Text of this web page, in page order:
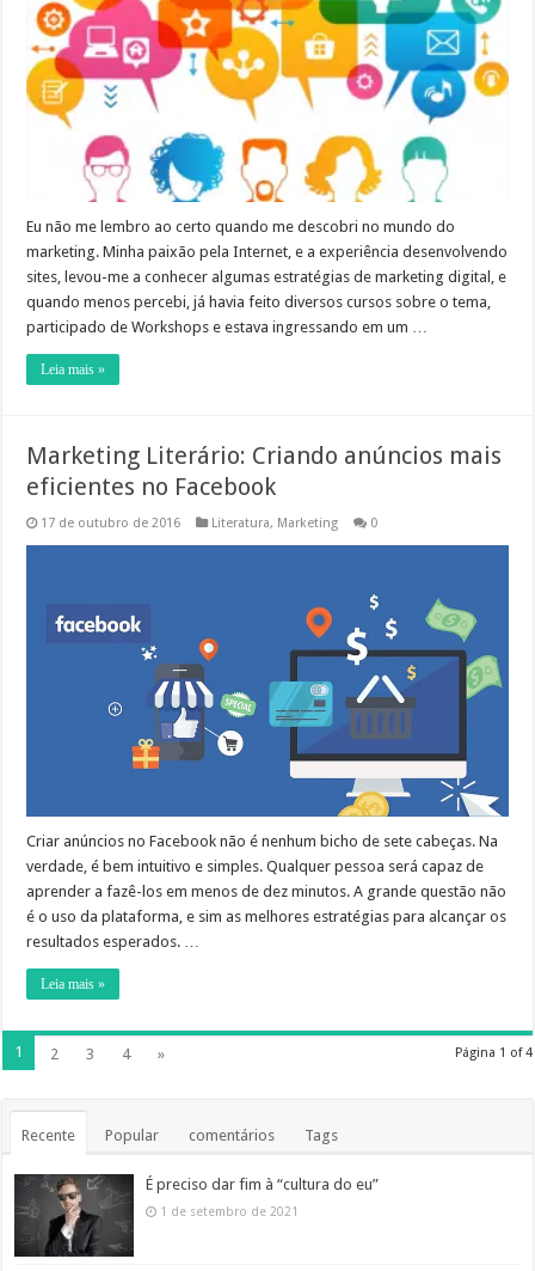
Eu não me lembro ao certo quando me descobri no mundo do
marketing. Minha paixão pela Internet, e a experiência desenvolvendo
sites, levou-me a conhecer algumas estratégias de marketing digital, e
quando menos percebi, já havia feito diversos cursos sobre o tema,
participado de Workshops e estava ingressando em um …
Leia mais »
Marketing Literário: Criando anúncios mais
eficientes no Facebook
17 de outubro de 2016 Literatura, Marketing 0
Criar anúncios no Facebook não é nenhum bicho de sete cabeças. Na
verdade, é bem intuitivo e simples. Qualquer pessoa será capaz de
aprender a fazê-los em menos de dez minutos. A grande questão não
é o uso da plataforma, e sim as melhores estratégias para alcançar os
resultados esperados. …
Leia mais »
Página 1 of 4
1 2 3 4 »
Recente Popular comentários Tags
É preciso dar fim à “cultura do eu”
1 de setembro de 2021